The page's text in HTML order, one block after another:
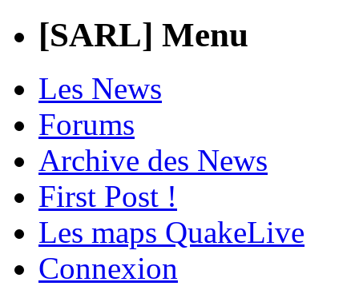
[SARL] Menu
Les News
Forums
Archive des News
First Post !
Les maps QuakeLive
Connexion